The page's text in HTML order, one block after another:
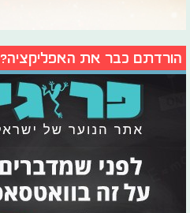
הורדתם כבר את האפליקציה?